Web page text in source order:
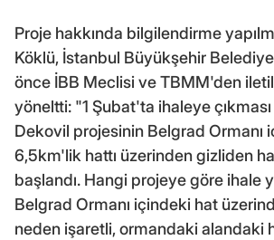
Proje hakkında bilgilendirme
Köklü, İstanbul Büyükşehir
önce İBB Meclisi ve TBMM'den
yöneltti: "1 Şubat'ta ihaleye
Dekovil projesinin Belgrad Ormanı
6,5km'lik hattı üzerinden gizliden
başlandı. Hangi projeye göre ihale
Belgrad Ormanı içindeki hat
neden işaretli, ormandaki alandaki